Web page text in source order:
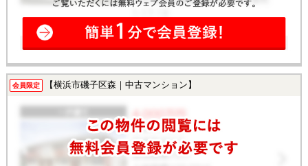
会員限定 【横浜市磯子区森｜中古マンション】